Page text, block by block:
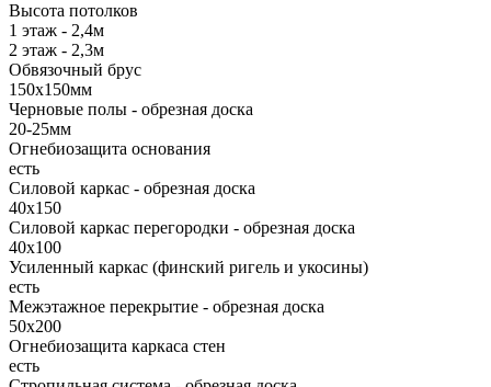
Высота потолков
1 этаж - 2,4м
2 этаж - 2,3м
Обвязочный брус
150х150мм
Черновые полы - обрезная доска
20-25мм
Огнебиозащита основания
есть
Силовой каркас - обрезная доска
40х150
Силовой каркас перегородки - обрезная доска
40x100
Усиленный каркас (финский ригель и укосины)
есть
Межэтажное перекрытие - обрезная доска
50х200
Огнебиозащита каркаса стен
есть